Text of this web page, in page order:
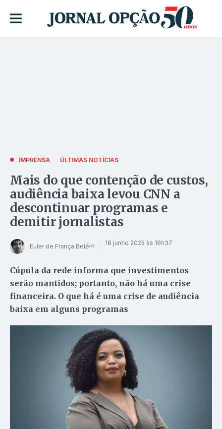
IMPRENSA ÚLTIMAS NOTÍCIAS
Mais do que contenção de custos,
audiência baixa levou CNN a
descontinuar programas e
demitir jornalistas
Euler de França Belém 18 junho 2025 às 16h37
Cúpula da rede informa que investimentos
serão mantidos; portanto, não há uma crise
financeira. O que há é uma crise de audiência
baixa em alguns programas